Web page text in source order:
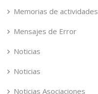
Memorias de actividades
Mensajes de Error
Noticias
Noticias
Noticias Asociaciones